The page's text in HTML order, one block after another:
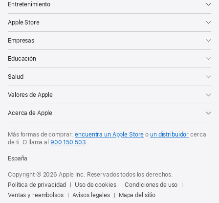
Entretenimiento
Apple Store
Empresas
Educación
Salud
Valores de Apple
Acerca de Apple
Más formas de comprar:encuentra un Apple Store oun distribuidor cerca
de ti. O
llama al 900 150 503.
España
Copyright © 2026 Apple Inc. Reservados todos los derechos.
Política de privacidad
Uso de cookies
Condiciones de uso
Ventas y reembolsos
Avisos legales Mapa del sitio